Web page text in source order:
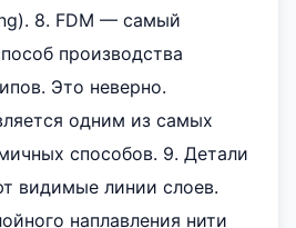
8. FDM — самый
производства
Это неверно.
одним из самых
способов. 9. Детали
видимые линии слоев.
наплавления нити